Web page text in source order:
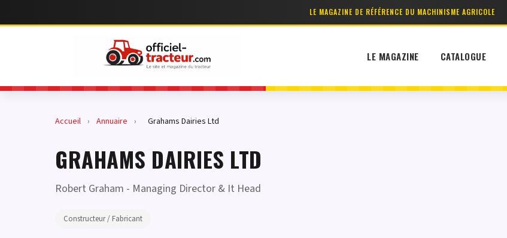
LE MAGAZINE DE RÉFÉRENCE DU MACHINISME AGRICOLE
LE MAGAZINE CATALOGUE
Accueil › Annuaire › Grahams Dairies Ltd
GRAHAMS DAIRIES LTD
Robert Graham - Managing Director & It Head
Constructeur / Fabricant